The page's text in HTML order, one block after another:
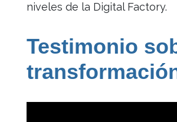
niveles de la Digital Factory.
Testimonio